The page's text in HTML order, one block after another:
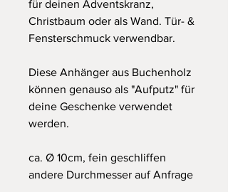
für deinen Adventskranz,
Christbaum oder als Wand. Tür- &
Fensterschmuck verwendbar.
Diese Anhänger aus Buchenholz
können genauso als "Aufputz" für
deine Geschenke verwendet
werden.
ca. Ø 10cm, fein geschliffen
andere Durchmesser auf Anfrage